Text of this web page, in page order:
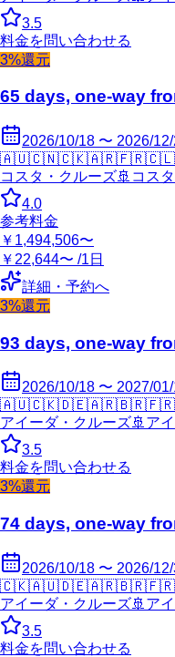
3.5
料金を問い合わせる
3%還元
65 days, one-way
2026/10/18 〜 2026/
🇦🇺🇨🇳🇨🇰🇦🇷🇫🇷🇨🇱
コスタ・クルーズ🚢 コス
4.0
参考料金
￥1,494,506〜
￥22,644〜 /1日
詳細・予約へ
3%還元
93 days, one-way
2026/10/18 〜 2027/
🇦🇺🇨🇰🇩🇪🇦🇷🇧🇷🇫🇷
アイーダ・クルーズ🚢ア
3.5
料金を問い合わせる
3%還元
74 days, one-way
2026/10/18 〜 2026/
🇨🇰🇦🇺🇩🇪🇦🇷🇧🇷🇫🇷
アイーダ・クルーズ🚢 ア
3.5
料金を問い合わせる